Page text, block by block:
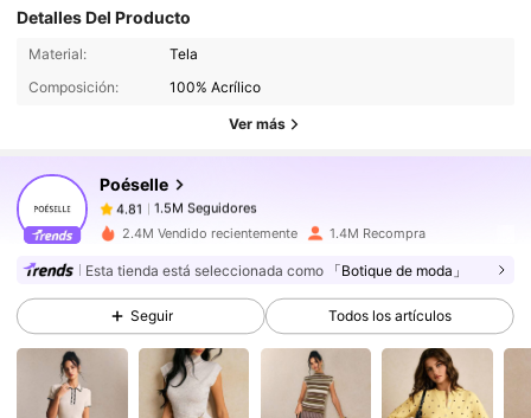
Detalles Del Producto
Material:
Tela
Composición:
100% Acrílico
Ver más
Poéselle
4.81
1.5M Seguidores
m***5pagóHace 3 horas
4.81 1.5M Seguidores
4.81 1.5M Seguidores
2.4M Vendido recientemente 1.4M Recompra
Esta tienda está seleccionada como 「Botique de moda」
Seguir Todos los artículos